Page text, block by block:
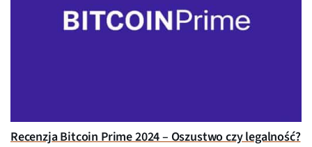
Recenzja Bitcoin Prime 2024 – Oszustwo czy legalność?